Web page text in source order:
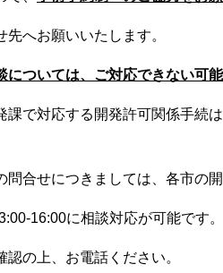
へお願いいたします。
については、ご対応できない可
で対応する開発許可関係手続
合せにつきましては、各市の
16:00に相談対応が可能です。
の上、お電話ください。